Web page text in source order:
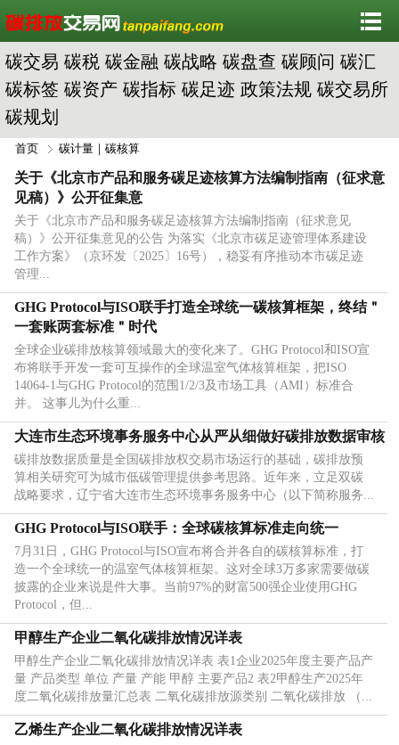
碳交易 碳税 碳金融 碳战略 碳盘查 碳顾问 碳汇
碳标签 碳资产 碳指标 碳足迹 政策法规 碳交易所
碳规划
首页 碳计量｜碳核算
关于《北京市产品和服务碳足迹核算方法编制指南（征求意
见稿）》公开征集意
关于《北京市产品和服务碳足迹核算方法编制指南（征求意见
稿）》公开征集意见的公告 为落实《北京市碳足迹管理体系建设
工作方案》（京环发〔2025〕16号），稳妥有序推动本市碳足迹
管理...
GHG Protocol与ISO联手打造全球统一碳核算框架，终结＂
一套账两套标准＂时代
全球企业碳排放核算领域最大的变化来了。GHG Protocol和ISO宣
布将联手开发一套可互操作的全球温室气体核算框架，把ISO
14064-1与GHG Protocol的范围1/2/3及市场工具（AMI）标准合
并。 这事儿为什么重...
大连市生态环境事务服务中心从严从细做好碳排放数据审核
碳排放数据质量是全国碳排放权交易市场运行的基础，碳排放预
算相关研究可为城市低碳管理提供参考思路。近年来，立足双碳
战略要求，辽宁省大连市生态环境事务服务中心（以下简称服务...
GHG Protocol与ISO联手：全球碳核算标准走向统一
7月31日，GHG Protocol与ISO宣布将合并各自的碳核算标准，打
造一个全球统一的温室气体核算框架。这对全球3万多家需要做碳
披露的企业来说是件大事。当前97%的财富500强企业使用GHG
Protocol，但...
甲醇生产企业二氧化碳排放情况详表
甲醇生产企业二氧化碳排放情况详表 表1企业2025年度主要产品产
量 产品类型 单位 产量 产能 甲醇 主要产品2 表2甲醇生产2025年
度二氧化碳排放量汇总表 二氧化碳排放源类别 二氧化碳排放 （...
乙烯生产企业二氧化碳排放情况详表